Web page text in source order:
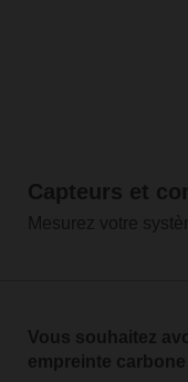
Capteurs et
Mesurez votre
Vous souhaitez
empreinte